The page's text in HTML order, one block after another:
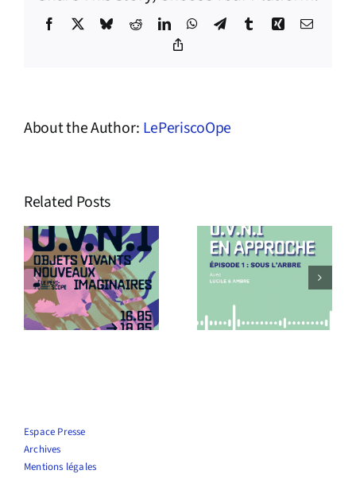
Facebook BlueskyRedditLinkedInWhatsApp
TelegramTumblrXing Email
About the Author: LePeriscoOpe
Related Posts
Podcast
O.V.N.I En
approche !
Le Périscope
recrute !
Espace Presse
Archives
Mentions légales